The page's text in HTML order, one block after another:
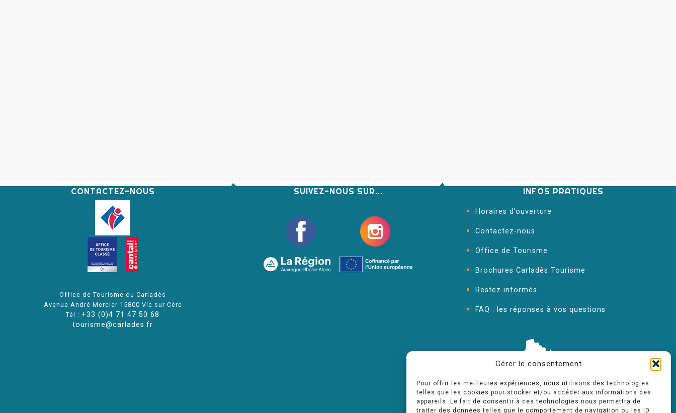
Gérer le consentement
Pour offrir les meilleures expériences, nous utilisons des technologies
telles que les cookies pour stocker et/ou accéder aux informations des
appareils. Le fait de consentir à ces technologies nous permettra de
traiter des données telles que le comportement de navigation ou les ID
CONTACTEZ-NOUS
Office de Tourisme du Carladès
Avenue André Mercier 15800 Vic sur Cère
Tél : +33 (0)4 71 47 50 68
tourisme@carlades.fr
SUIVEZ-NOUS SUR... INFOS PRATIQUES
Horaires d’ouverture
Contactez-nous
Office de Tourisme
Brochures Carladès Tourisme
Restez informés
FAQ : les réponses à vos questions